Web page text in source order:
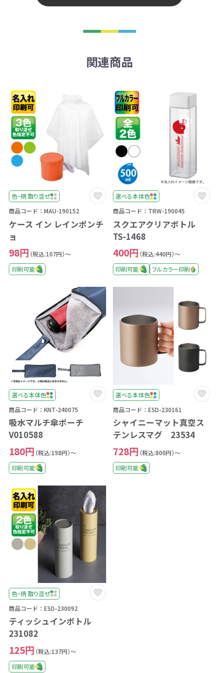
関連商品
色・柄 取り混ぜ
商品コード：MAU-190152
ケース イン レインポンチ
ョ
98円 （税込:107円）～
印刷可能
選べる本体色
商品コード：TRW-190045
スクエアクリアボトル
TS-1468
400円 （税込:440円）～
印刷可能
フルカラー印刷
選べる本体色
商品コード：KNT-240075
吸水マルチ傘ポーチ
V010588
180円 （税込:198円）～
印刷可能
選べる本体色
商品コード：ESD-230161
シャイニーマット真空ス
テンレスマグ 23534
728円 （税込:800円）～
印刷可能
色・柄 取り混ぜ
商品コード：ESD-230092
ティッシュインボトル
231082
125円 （税込:137円）～
印刷可能